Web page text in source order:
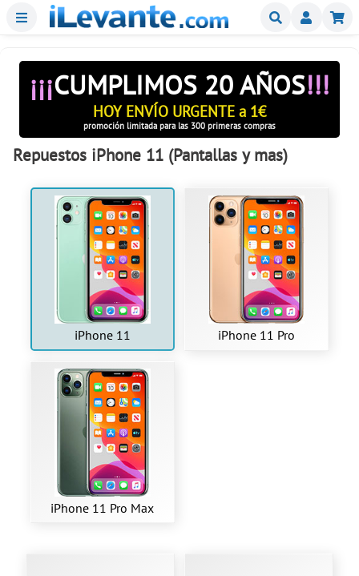
Menu Buscar
¡¡¡CUMPLIMOS 20 AÑOS!!!
HOY ENVÍO URGENTE a 1€
promoción limitada para las 300 primeras compras
Repuestos iPhone 11 (Pantallas y mas)
iPhone 11 iPhone 11 Pro
iPhone 11 Pro Max